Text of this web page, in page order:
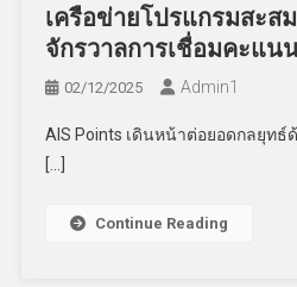
เครือข่ายโปรแกรมสะส
จักรวาลการเชื่อมคะแน
02/12/2025 Admin​1
AIS Points เดินหน้าต่อยอดกลยุทธ์
[…]
Continue Reading